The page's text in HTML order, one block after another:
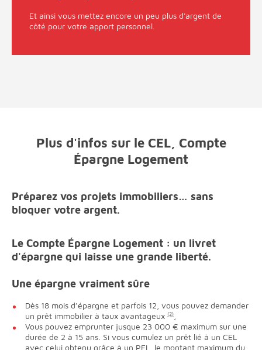
Et ainsi vous mettez encore un peu plus d'argent de
côté pour votre apport personnel.
Plus d'infos sur le CEL, Compte
Épargne Logement
Préparez vos projets immobiliers… sans
bloquer votre argent.
Le Compte Épargne Logement : un livret
d'épargne qui laisse une grande liberté.
Une épargne vraiment sûre
Dès 18 mois d’épargne et parfois 12, vous pouvez demander
un prêt immobilier à taux avantageux (2)
Vous pouvez emprunter jusque 23 000 € maximum sur une
durée de 2 à 15 ans. Si vous cumulez un prêt lié à un CEL
avec celui obtenu grâce à un PEL, le montant maximum du